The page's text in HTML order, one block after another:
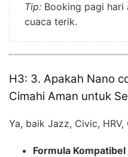
Tip: Booking pagi hari
cuaca terik.
H3: 3. Apakah Nano
Cimahi Aman untuk
Ya, baik Jazz, Civic, HRV,
Formula Kompatibel